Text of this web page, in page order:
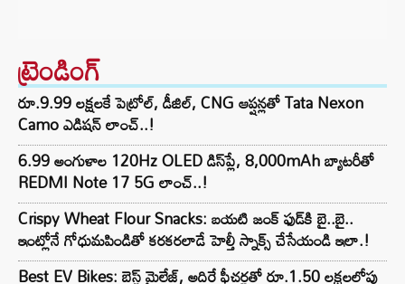
ట్రెండింగ్‌
రూ.9.99 లక్షలకే పెట్రోల్, డీజిల్, CNG ఆప్షన్లతో Tata Nexon
Camo ఎడిషన్ లాంచ్..!
6.99 అంగుళాల 120Hz OLED డిస్‌ప్లే, 8,000mAh బ్యాటరీతో
REDMI Note 17 5G లాంచ్..!
Crispy Wheat Flour Snacks: బయటి జంక్ ఫుడ్‌కి బై..బై..
ఇంట్లోనే గోధుమపిండితో కరకరలాడే హెల్తీ స్నాక్స్ చేసేయండి ఇలా.!
Best EV Bikes: బెస్ట్ మైలేజ్, అదిరే ఫీచర్లతో రూ.1.50 లక్షలలోపు